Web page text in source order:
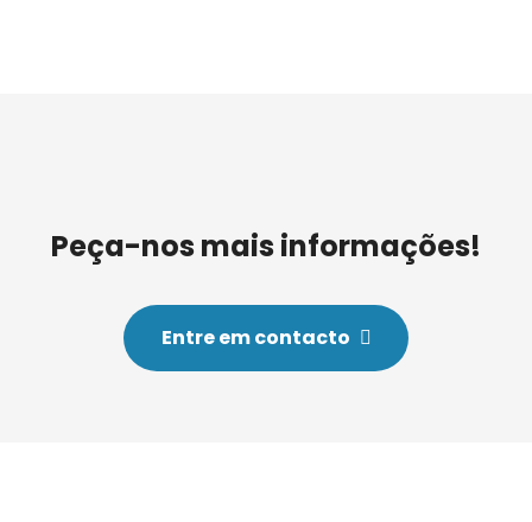
Peça-nos mais informações!
Entre em contacto